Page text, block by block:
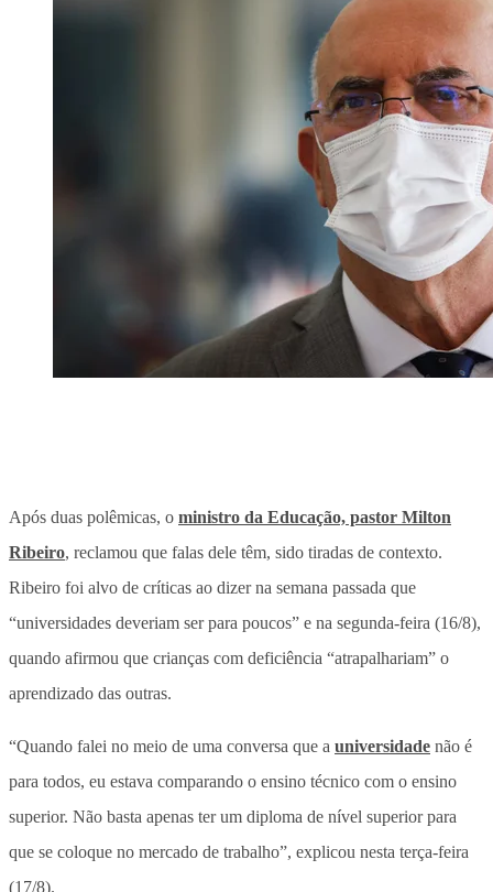
Após duas polêmicas, o ministro da Educação, pastor Milton
Ribeiro, reclamou que falas dele têm, sido tiradas de contexto.
Ribeiro foi alvo de críticas ao dizer na semana passada que
“universidades deveriam ser para poucos” e na segunda-feira (16/8),
quando afirmou que crianças com deficiência “atrapalhariam” o
aprendizado das outras.
“Quando falei no meio de uma conversa que a universidade não é
para todos, eu estava comparando o ensino técnico com o ensino
superior. Não basta apenas ter um diploma de nível superior para
que se coloque no mercado de trabalho”, explicou nesta terça-feira
(17/8).